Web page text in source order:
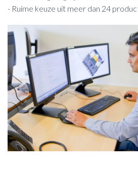
- Ruime keuze uit meer dan 24